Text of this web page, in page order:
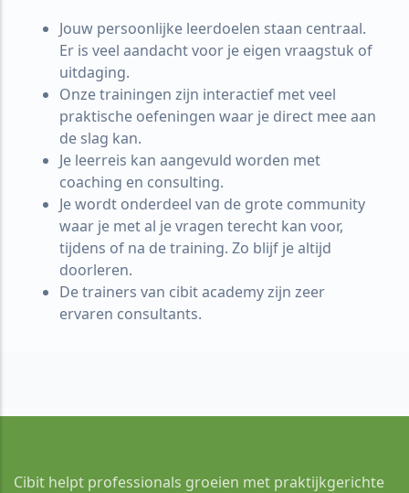
Jouw persoonlijke leerdoelen staan centraal.
Er is veel aandacht voor je eigen vraagstuk of
uitdaging.
Onze trainingen zijn interactief met veel
praktische oefeningen waar je direct mee aan
de slag kan.
Je leerreis kan aangevuld worden met
coaching en consulting.
Je wordt onderdeel van de grote community
waar je met al je vragen terecht kan voor,
tijdens of na de training. Zo blijf je altijd
doorleren.
De trainers van cibit academy zijn zeer
ervaren consultants.
Cibit helpt professionals groeien met praktijkgerichte